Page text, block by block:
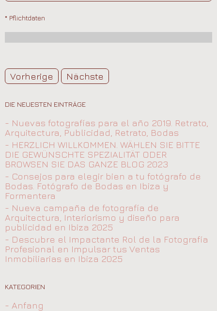
* Pflichtdaten
Vorherige Nächste
DIE NEUESTEN EINTRÄGE
- Nuevas fotografías para el año 2019. Retrato,
Arquitectura, Publicidad, Retrato, Bodas
- HERZLICH WILLKOMMEN. WÄHLEN SIE BITTE
DIE GEWÜNSCHTE SPEZIALITÄT ODER
BROWSEN SIE DAS GANZE BLOG 2023
- Consejos para elegir bien a tu fotógrafo de
Bodas. Fotógrafo de Bodas en Ibiza y
Formentera
- Nueva campaña de fotografía de
Arquitectura, Interiorismo y diseño para
publicidad en Ibiza 2025
- Descubre el Impactante Rol de la Fotografía
Profesional en Impulsar tus Ventas
Inmobiliarias en Ibiza 2025
KATEGORIEN
- Anfang